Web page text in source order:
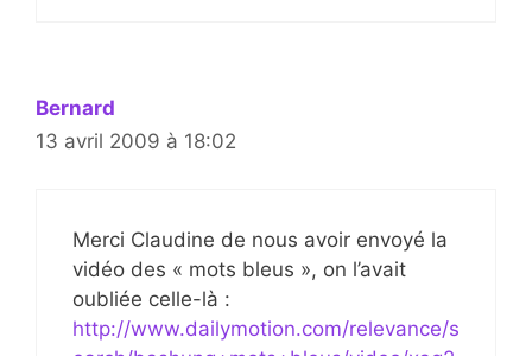
Bernard
13 avril 2009 à 18:02
Merci Claudine de nous avoir envoyé la
vidéo des « mots bleus », on l’avait
oubliée celle-là :
http://www.dailymotion.com/relevance/s